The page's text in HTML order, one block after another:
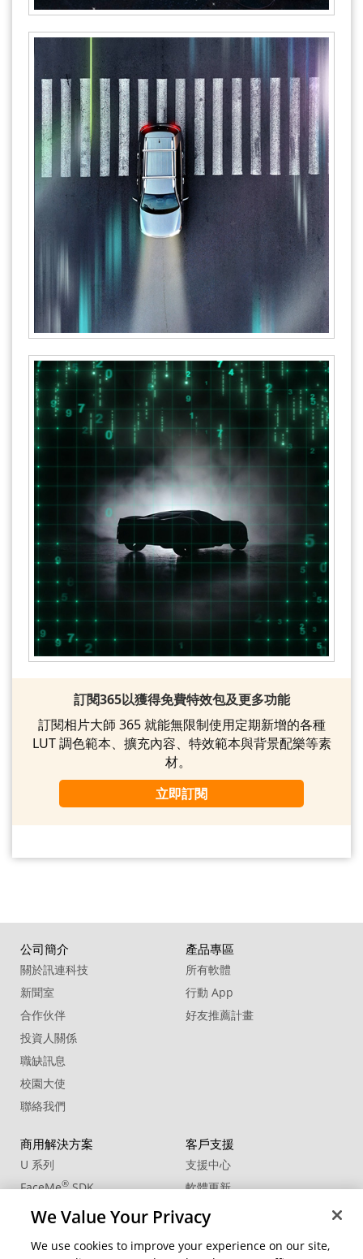
訂閱365以獲得免費特效包及更多功能
訂閱相片大師 365 就能無限制使用定期新增的各種
LUT 調色範本、擴充內容、特效範本與背景配樂等素
材。
立即訂閱
公司簡介
關於訊連科技
新聞室
合作伙伴
投資人關係
職缺訊息
校園大使
聯絡我們
產品專區
所有軟體
行動 App
好友推薦計畫
商用解決方案
U 系列
FaceMe®SDK
客戶支援
支援中心
軟體更新
CCP國際專業認證
We Value Your Privacy
We use cookies to improve your experience on our site,